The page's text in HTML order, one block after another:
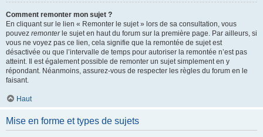
Comment remonter mon sujet ?
En cliquant sur le lien « Remonter le sujet » lors de sa consultation, vous
pouvez remonterle sujet en haut du forum sur la première page. Par ailleurs, si
vous ne voyez pas ce lien, cela signifie que la remontée de sujet est
désactivée ou que l’intervalle de temps pour autoriser la remontée n’est pas
atteint. Il est également possible de remonter un sujet simplement en y
répondant. Néanmoins, assurez-vous de respecter les règles du forum en le
faisant.
Haut
Mise en forme et types de sujets